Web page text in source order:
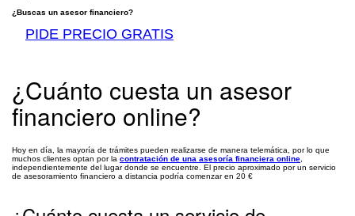
¿Buscas un asesor financiero?
PIDE PRECIO GRATIS
¿Cuánto cuesta un asesor
financiero online?
Hoy en día, la mayoría de trámites pueden realizarse de manera telemática, por lo que
muchos clientes optan por la contratación de una asesoría financiera online
independientemente del lugar donde se encuentre. El precio aproximado por un servicio
de asesoramiento financiero a distancia podría comenzar en 20 €